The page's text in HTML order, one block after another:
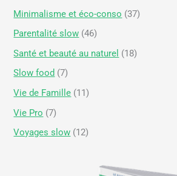
Minimalisme et éco-conso (37)
Parentalité slow (46)
Santé et beauté au naturel (18)
Slow food (7)
Vie de Famille (11)
Vie Pro (7)
Voyages slow (12)